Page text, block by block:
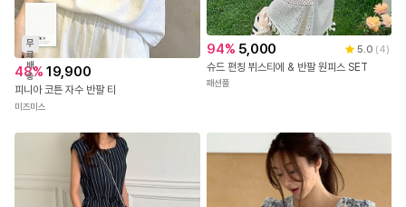
무
료
배
송
48% 19,900
피니아 코튼 자수 반팔 티
미즈미스
94% 5,000 5.0 (4)
슈드 펀칭 뷔스티에 & 반팔 원피스 SET
패션풀